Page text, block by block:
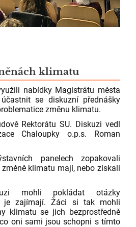
klimatu
nabídky Magistrátu města
se diskuzní přednášky
změnu klimatu.
Rektorátu SU. Diskuzi vedl
Chaloupky o.p.s. Roman
panelech zopakovali
klimatu mají, nebo získali
mohli pokládat otázky
je zajímají. Žáci si tak mohli
klimatu se jich bezprostředně
oni sami jsou schopni s tímto